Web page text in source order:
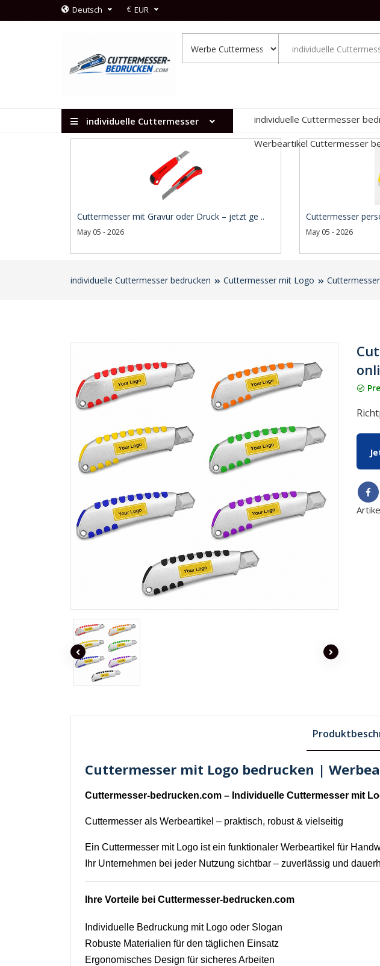
Deutsch € EUR
individuelle Cuttermesser individuelle Cuttermesser
Werbeartikel Cuttermesser
Cuttermesser mit Gravur oder Druck – jetzt ge ..
May 05 - 2026
Cuttermesser
May 05 - 2026
individuelle Cuttermesser bedrucken Cuttermesser mit Logo
Cuttermesser mit Logo bedrucken |
Cuttermesser-bedrucken.com – Individuelle Cuttermesser mit
Cuttermesser als Werbeartikel – praktisch, robust & vielseitig
Ein Cuttermesser mit Logo ist ein funktionaler Werbeartikel für
Ihr Unternehmen bei jeder Nutzung sichtbar – zuverlässig und
Ihre Vorteile bei Cuttermesser-bedrucken.com
Individuelle Bedruckung mit Logo oder Slogan
Robuste Materialien für den täglichen Einsatz
Ergonomisches Design für sicheres Arbeiten